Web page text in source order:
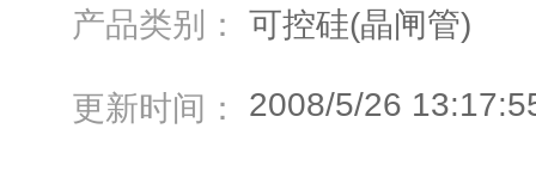
产品类别： 可控硅(晶闸管)
更新时间： 2008/5/26